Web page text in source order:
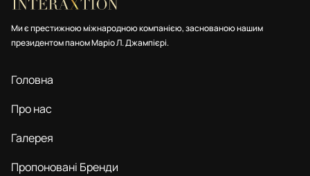
Ми є престижною міжнародною компанією, заснованою нашим
президентом паном Маріо Л. Джампієрі.
Головна
Про нас
Галерея
Пропоновані Бренди